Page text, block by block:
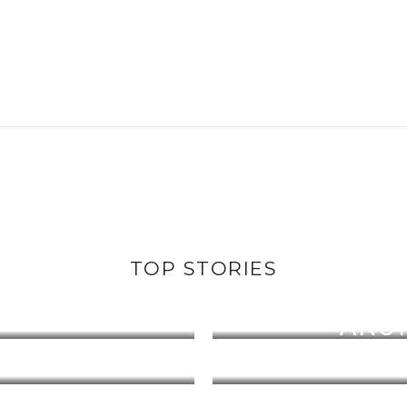
TOP STORIES
PREMIUM
HOTEL